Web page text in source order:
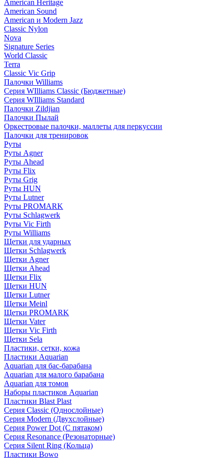
American Heritage
American Sound
American и Modern Jazz
Classic Nylon
Nova
Signature Series
World Classic
Terra
Classic Vic Grip
Палочки Williams
Серия WIlliams Classic (Бюджетные)
Серия WIlliams Standard
Палочки Zildjian
Палочки Пылай
Оркестровые палочки, маллеты для перкуссии
Палочки для тренировок
Руты
Руты Agner
Руты Ahead
Руты Flix
Руты Grig
Руты HUN
Руты Lutner
Руты PROMARK
Руты Schlagwerk
Руты Vic Firth
Руты Williams
Щетки для ударных
Щетки Schlagwerk
Щетки Agner
Щетки Ahead
Щетки Flix
Щетки HUN
Щетки Lutner
Щетки Meinl
Щетки PROMARK
Щетки Vater
Щетки Vic Firth
Щетки Sela
Пластики, сетки, кожа
Пластики Aquarian
Aquarian для бас-барабана
Aquarian для малого барабана
Aquarian для томов
Наборы пластиков Aquarian
Пластики Blast Plast
Серия Classic (Однослойные)
Серия Modern (Двухслойные)
Серия Power Dot (С пятаком)
Серия Resonance (Резонаторные)
Серия Silent Ring (Кольца)
Пластики Bowo